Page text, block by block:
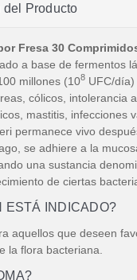
del Producto
Fresa 30
a base de fermentos
millones (108UFC/día)
cólicos, intolerancia a
mastitis, infecciones
permanece vivo
se adhiere a la
una sustancia
de ciertas
ESTÁ INDICADO?
aquellos que deseen
la flora bacteriana.